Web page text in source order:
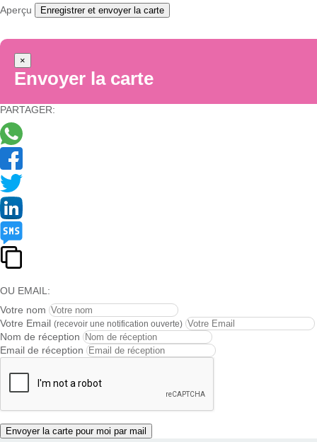
Aperçu Enregistrer et envoyer la carte
×
Envoyer la carte
PARTAGER:
OU EMAIL:
Votre nom
Votre Email (recevoir une notification ouverte)
Nom de réception
Email de réception
Envoyer la carte pour moi par mail